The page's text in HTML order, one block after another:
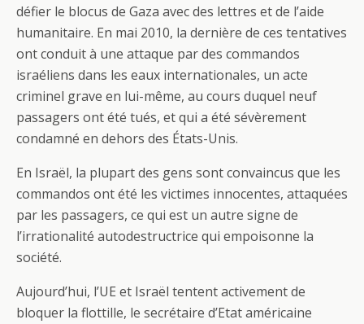
défier le blocus de Gaza avec des lettres et de l’aide
humanitaire. En mai 2010, la dernière de ces tentatives
ont conduit à une attaque par des commandos
israéliens dans les eaux internationales, un acte
criminel grave en lui-même, au cours duquel neuf
passagers ont été tués, et qui a été sévèrement
condamné en dehors des États-Unis.
En Israël, la plupart des gens sont convaincus que les
commandos ont été les victimes innocentes, attaquées
par les passagers, ce qui est un autre signe de
l’irrationalité autodestructrice qui empoisonne la
société.
Aujourd’hui, l’UE et Israël tentent activement de
bloquer la flottille, le secrétaire d’Etat américaine